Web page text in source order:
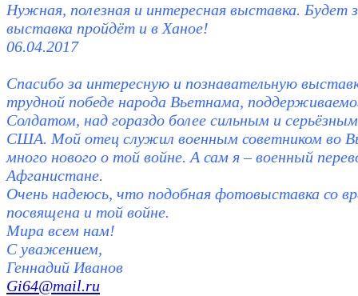
Нужная, полезная и интересная выставка. Будет
выставка пройдёт и в Ханое!
06.04.2017
Спасибо за интересную и познавательную
трудной победе народа Вьетнама,
Солдатом, над гораздо более сильным и
США. Мой отец служил военным советником во
много нового о той войне. А сам я – военный
Афганистане.
Очень надеюсь, что подобная фотовыставка со
посвящена и той войне.
Мира всем нам!
С уважением,
Геннадий Иванов
Gi64@mail.ru